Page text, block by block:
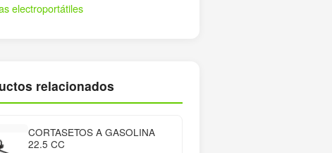
electroportátiles
relacionados
CORTASETOS A GASOLINA
22.5 CC